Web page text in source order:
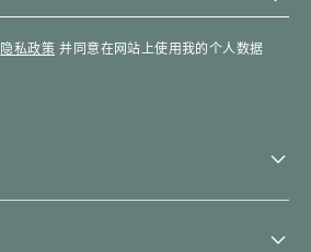
隐私政策并同意在网站上使用我的个人数据